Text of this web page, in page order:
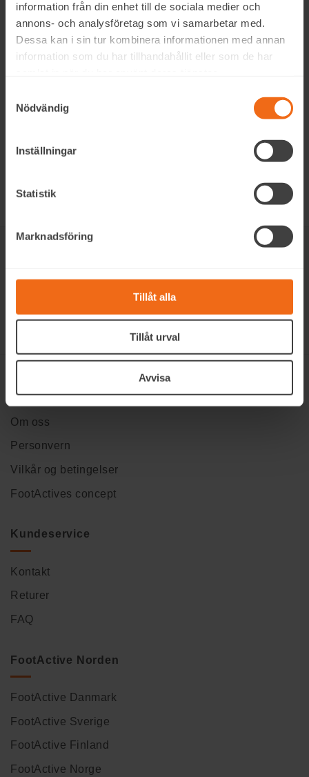
information från din enhet till de sociala medier och
annons- och analysföretag som vi samarbetar med.
Dessa kan i sin tur kombinera informationen med annan
information som du har tillhandahållit eller som de har
Nödvändig
Inställningar
Statistik
Marknadsföring
Tillåt alla
Tillåt urval
Avvisa
Om oss
Personvern
Vilkår og betingelser
FootActives concept
Kundeservice
Kontakt
Returer
FAQ
FootActive Norden
FootActive Danmark
FootActive Sverige
FootActive Finland
FootActive Norge